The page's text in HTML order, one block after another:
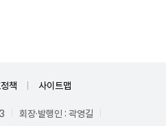
책 사이트맵
회장·발행인 : 곽영길